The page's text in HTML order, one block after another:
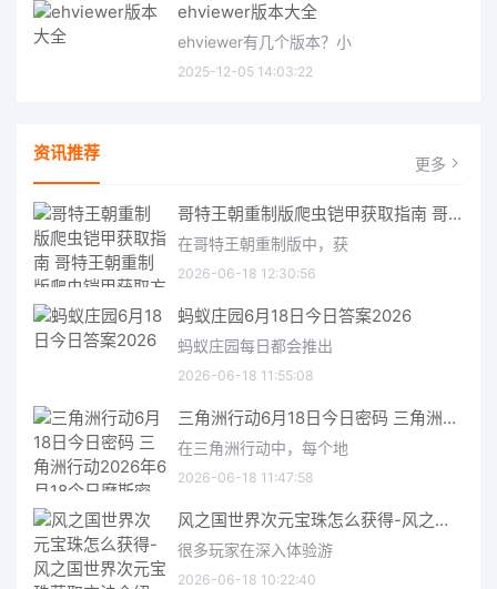
ehviewer版本大全
ehviewer有几个版本？小
2025-12-05 14:03:22
资讯推荐 更多
哥特王朝重制版爬虫铠甲获取指南 哥特王朝重制版爬虫铠甲获取方法
在哥特王朝重制版中，获
2026-06-18 12:30:56
蚂蚁庄园6月18日今日答案2026
蚂蚁庄园每日都会推出
2026-06-18 11:55:08
三角洲行动6月18日今日密码 三角洲行动2026年6月18今日摩斯密码分享
在三角洲行动中，每个地
2026-06-18 11:47:58
风之国世界次元宝珠怎么获得-风之国世界次元宝珠获取方法介绍
很多玩家在深入体验游
2026-06-18 10:22:40